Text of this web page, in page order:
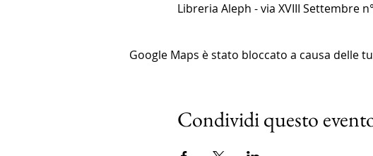
Libreria Aleph - via XVIII Settembre
Google Maps è stato bloccato a causa delle
Condividi questo